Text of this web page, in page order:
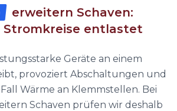
erweitern Schaven:
Stromkreise entlastet
Geräte an einem
provoziert Abschaltungen und
Wärme an Klemmstellen. Bei
Schaven prüfen wir deshalb